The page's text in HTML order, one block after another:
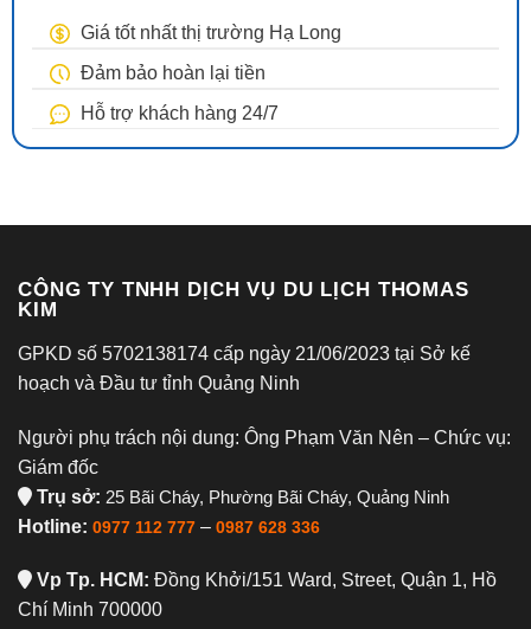
Giá tốt nhất thị trường Hạ Long
Đảm bảo hoàn lại tiền
Hỗ trợ khách hàng 24/7
CÔNG TY TNHH DỊCH VỤ DU LỊCH THOMAS
KIM
GPKD số 5702138174 cấp ngày 21/06/2023 tại Sở kế
hoạch và Đầu tư tỉnh Quảng Ninh
Người phụ trách nội dung: Ông Phạm Văn Nên – Chức vụ:
Giám đốc
Trụ sở: 25 Bãi Cháy, Phường Bãi Cháy, Quảng Ninh
Hotline: 0977 112 777 – 0987 628 336
Vp Tp. HCM: Đồng Khởi/151 Ward, Street, Quận 1, Hồ
Chí Minh 700000